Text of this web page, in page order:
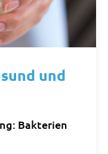
und
Bakterien